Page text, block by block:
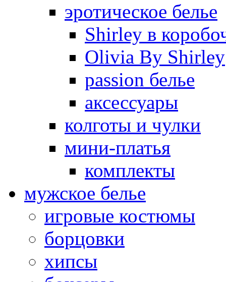
эротическое белье
Shirley в
Olivia By Shirley
passion белье
аксессуары
колготы и чулки
мини-платья
комплекты
мужское белье
игровые костюмы
борцовки
хипсы